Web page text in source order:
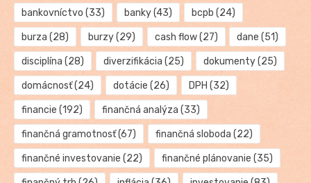
bankovníctvo (33) banky(43) bcpb (24)
burza (28) burzy(29) cash flow(27) dane (51)
disciplína (28) diverzifikácia (25) dokumenty(25)
domácnosť(24) dotácie (26) DPH (32)
financie (192) finančná analýza (33)
finančná gramotnosť(67) finančná sloboda (22)
finančné investovanie (22) finančné plánovanie (35)